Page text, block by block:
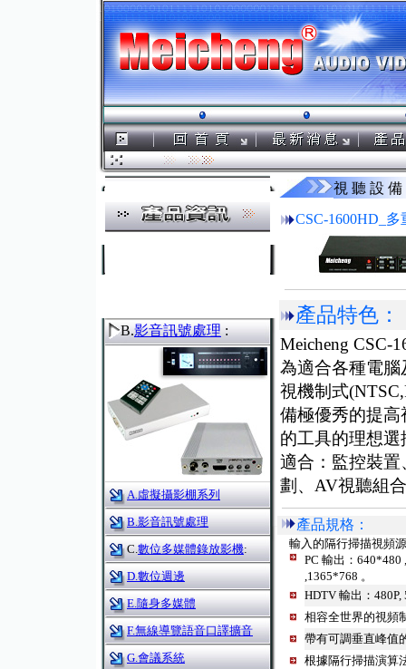
視 聽 設 備
CSC-1600HD_
產品特色：
Meicheng CSC-
為適合各種電
視機制式
備極優秀的提
的工具的理想選
適合：監控裝
劃、AV視聽組
產品規格：
輸入的隔行掃描視頻
PC 輸出：640*480
,1365*768 。
HDTV 輸出：480P,
相容全世界的視頻
帶有可調垂直峰值
根據隔行掃描演算
B.影音訊號處理:
A.虛擬攝影棚系列
B.影音訊號處理
C.數位多媒體錄放影機:
D.數位週邊
E.隨身多媒體
F.無線導覽語音口譯擴音
G.會議系統